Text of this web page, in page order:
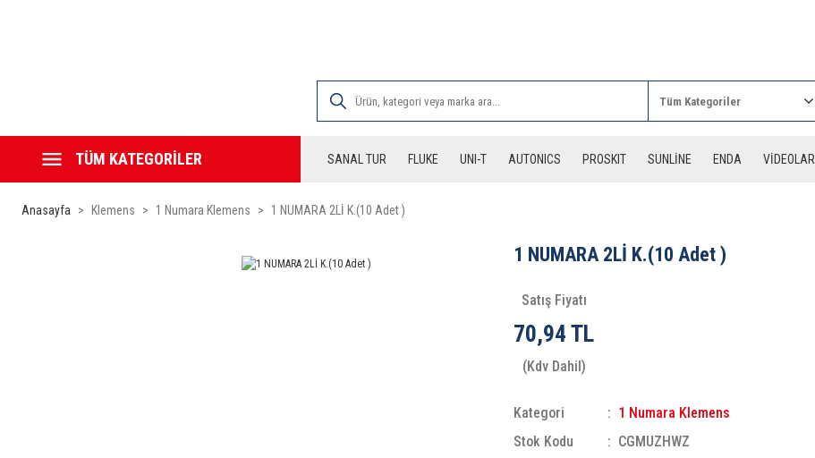
TÜM KATEGORİLER SANAL TUR FLUKE UNI-T AUTONICS PROSKIT SUNLİNE ENDA VİDEOLAR
Anasayfa Klemens 1 Numara Klemens 1 NUMARA 2Lİ K.(10 Adet )
1 NUMARA 2Lİ K.(10 Adet )
Satış Fiyatı
70,94 TL
(Kdv Dahil)
Kategori
1 Numara Klemens
Stok Kodu
CGMUZHWZ